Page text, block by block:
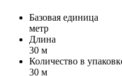
Базовая единица
метр
Длина
30 м
Количество в
30 м